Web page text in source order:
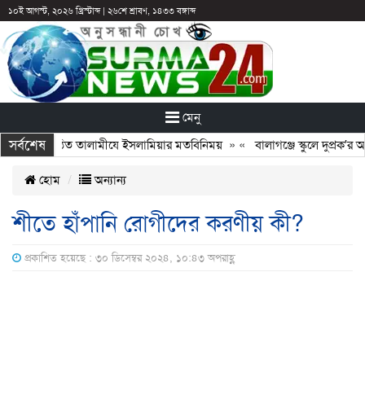
১০ই আগস্ট, ২০২৬ খ্রিস্টাব্দ| ২৬শে শ্রাবণ, ১৪৩৩ বঙ্গাব্দ
মেনু
সর্বশেষ
নবগঠিত তালামীযে ইসলামিয়ার মতবিনিময়» « বালাগঞ্জে স্কুলে দুপ্রক’র
হোম অন্যান্য
শীতে হাঁপানি রোগীদের করণীয় কী?
প্রকাশিত হয়েছে : ৩০ ডিসেম্বর ২০২৪, ১০:৪৩ অপরাহ্ণ